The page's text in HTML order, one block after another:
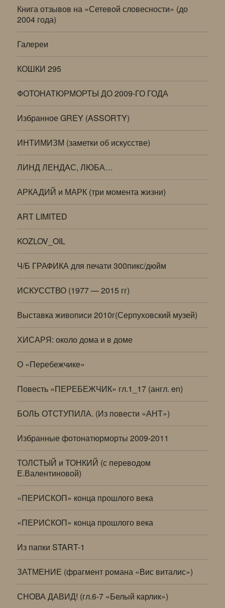
Книга отзывов на «Сетевой словесности» (до
2004 года)
Галереи
КОШКИ 295
ФОТОНАТЮРМОРТЫ ДО 2009-ГО ГОДА
Избранное GREY (ASSORTY)
ИНТИМИЗМ (заметки об искусстве)
ЛИНД ЛЕНДАС, ЛЮБА…
АРКАДИЙ и МАРК (три момента жизни)
ART LIMITED
KOZLOV_OIL
Ч/Б ГРАФИКА для печати 300пикс/дюйм
ИСКУССТВО (1977 — 2015 гг)
Выставка живописи 2010г(Серпуховский музей)
ХИСАРЯ: около дома и в доме
О «Перебежчике»
Повесть «ПЕРЕБЕЖЧИК» гл.1_17 (англ. en)
БОЛЬ ОТСТУПИЛА. (Из повести «АНТ»)
Избранные фотонатюрморты 2009-2011
ТОЛСТЫЙ и ТОНКИЙ (с переводом
Е.Валентиновой)
«ПЕРИСКОП» конца прошлого века
«ПЕРИСКОП» конца прошлого века
Из папки START-1
ЗАТМЕНИЕ (фрагмент романа «Вис виталис»)
СНОВА ДАВИД! (гл.6-7 «Белый карлик»)